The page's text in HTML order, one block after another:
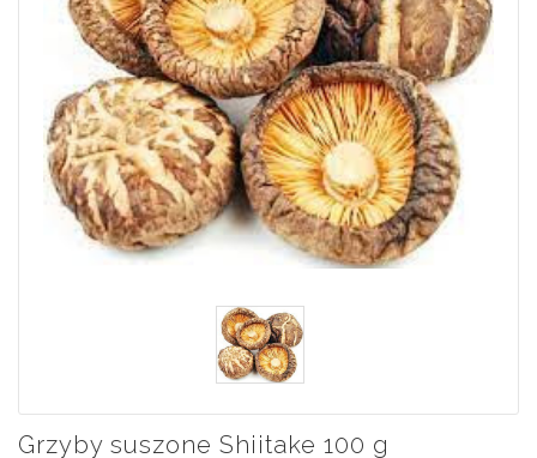
Grzyby suszone Shiitake 100 g